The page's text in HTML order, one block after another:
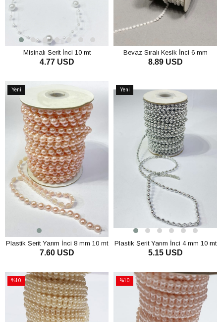
Misinalı Şerit İnci 10 mt
4.77 USD
Beyaz Sıralı Kesik İnci 6 mm
8.89 USD
Yeni
Ürün
Plastik Şerit Yarım İnci 8 mm 10 mt
7.60 USD
Yeni
Plastik Şerit Yarım İnci 4 mm 10 mt
5.15 USD
%10
İndirim
%10İndirim
%10
%10İndirim